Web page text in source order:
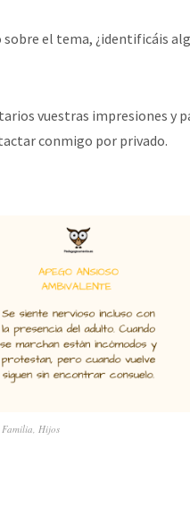
el tema, ¿identificáis
vuestras impresiones y
conmigo por privado.
Familia, Hijos